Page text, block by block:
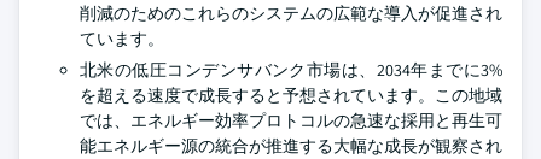
削減のためのこれらのシステムの広範な導入が促進され
ています。
北米の低圧コンデンサバンク市場は、2034年までに3%
を超える速度で成長すると予想されています。この地域
では、エネルギー効率プロトコルの急速な採用と再生可
能エネルギー源の統合が推進する大幅な成長が観察され